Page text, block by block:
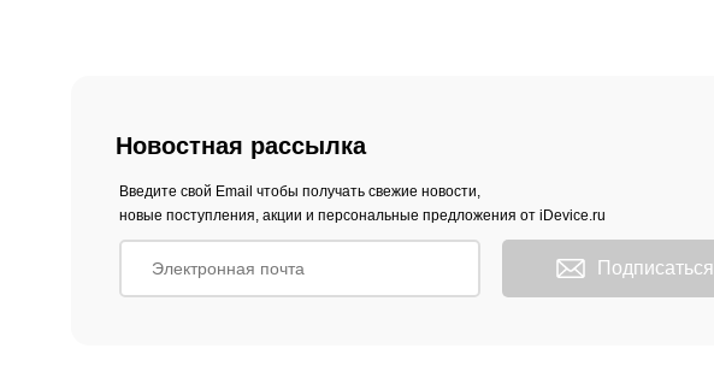
Новостная рассылка
Введите свой Email чтобы получать свежие новости,
новые поступления, акции и персональные предложения от iDevice.ru
Подписаться